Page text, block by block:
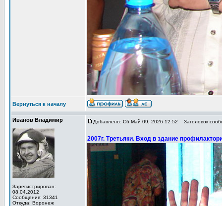
Вернуться к началу
Иванов Владимир
Зарегистрирован:
08.04.2012
Сообщения: 31341
Откуда: Воронеж
Добавлено: Сб Май 09, 2026 12:52 Заголовок
2007г. Третьяки. Вход в здание